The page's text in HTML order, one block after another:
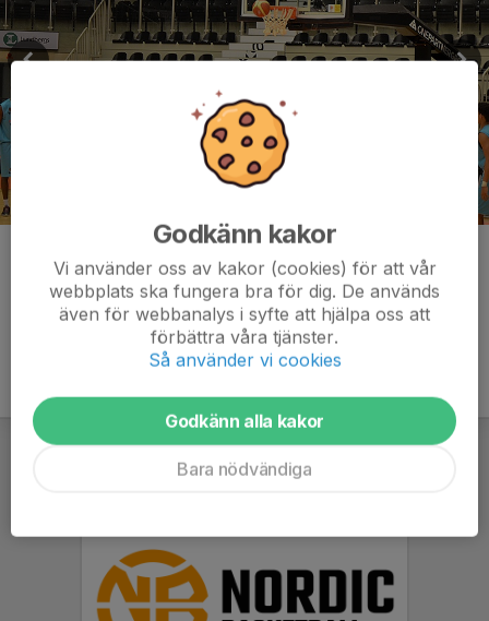
Kommentarer
Godkänn kakor
Vi använder oss av kakor (cookies) för att vår
webbplats ska fungera bra för dig. De används
även för webbanalys i syfte att hjälpa oss att
förbättra våra tjänster.
Så använder vi cookies
Godkänn alla kakor
Bara nödvändiga